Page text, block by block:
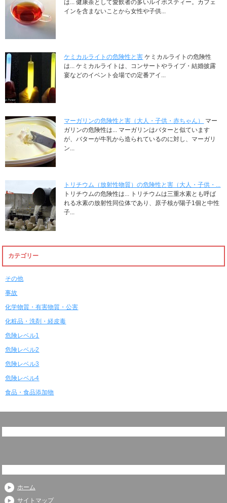
は... 健康茶として愛飲者の多いルイボスティー。カフェ
インを含まないことから女性や子供...
ケミカルライトの危険性と害 ケミカルライトの危険性
は... ケミカルライトは、コンサートやライブ・結婚披露
宴などのイベント会場での定番アイ...
マーガリンの危険性と害（大人・子供・赤ちゃん）
マー
ガリンの危険性は... マーガリンはバターと似ています
が、バターが牛乳から造られているのに対し、マーガリ
ン...
トリチウム（放射性物質）の危険性と害（大人・子供・...
トリチウムの危険性は... トリチウムは三重水素とも呼ば
れる水素の放射性同位体であり、原子核が陽子1個と中性
子...
カテゴリー
その他
事故
化学物質・有害物質・公害
化粧品・洗剤・経皮毒
危険レベル1
危険レベル2
危険レベル3
危険レベル4
食品・食品添加物
ホーム
サイトマップ